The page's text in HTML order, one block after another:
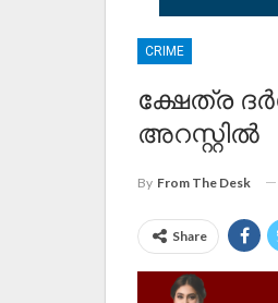
CRIME
ക്ഷേത്ര
അറസ്റ്റിൽ
By From The Desk
Share